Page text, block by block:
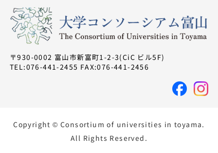
〒930-0002 富山市新富町1-2-3(CiC ビル5F)
TEL:076-441-2455 FAX:076-441-2456
Copyright © Consortium of universities in toyama.
All Rights Reserved.